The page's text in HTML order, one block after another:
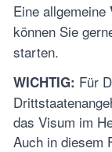
Eine allgemeine
können Sie
starten.
WICHTIG: Für
das Visum im
Auch in diesem